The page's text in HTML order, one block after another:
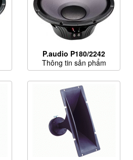
P.audio P180/2242
Thông tin sản phẩm